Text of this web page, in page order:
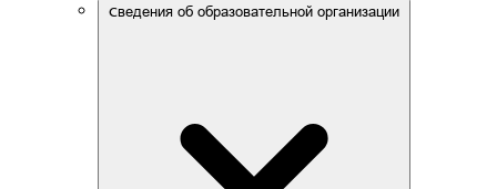
Сведения об образовательной организации